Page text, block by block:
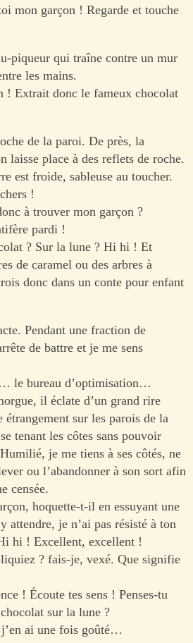
mon garçon ! Regarde et touche
piqueur qui traîne contre un mur
les mains.
! Extrait donc le fameux chocolat
de la paroi. De près, la
laisse place à des reflets de roche.
est froide, sableuse au toucher.
!
à trouver mon garçon ?
pardi !
? Sur la lune ? Hi hi ! Et
de caramel ou des arbres à
donc dans un conte pour enfant
Pendant une fraction de
de battre et je me sens
bureau d’optimisation…
il éclate d’un grand rire
étrangement sur les parois de la
tenant les côtes sans pouvoir
je me tiens à ses côtés, ne
ou l’abandonner à son sort afin
censée.
hoquette-t-il en essuyant une
attendre, je n’ai pas résisté à ton
hi ! Excellent, excellent !
? fais-je, vexé. Que signifie
! Écoute tes sens ! Penses-tu
sur la lune ?
ai une fois goûté…